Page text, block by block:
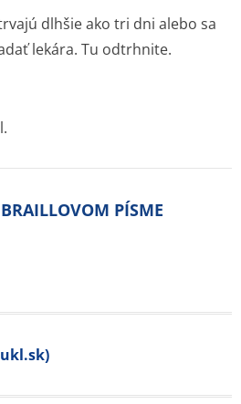
dlhšie ako tri dni alebo sa
lekára. Tu odtrhnite.
PÍSME